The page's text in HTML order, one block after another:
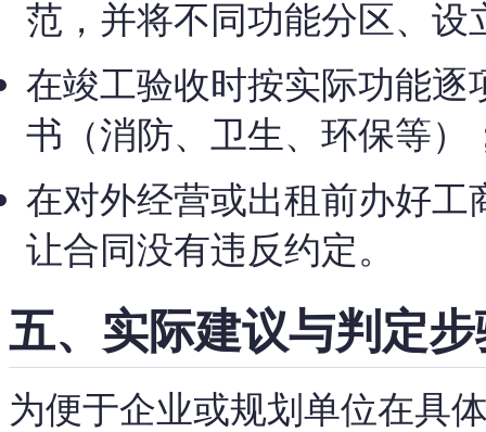
范，并将不同功能分区、设
在竣工验收时按实际功能
书（消防、卫生、环保等）
在对外经营或出租前办好
让合同没有违反约定。
五、实际建议与判定
为便于企业或规划单位在具